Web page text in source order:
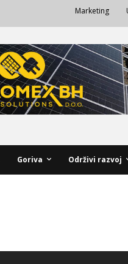
Marketing
Goriva Održivi razvoj